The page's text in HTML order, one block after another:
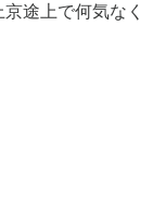
途上で何気なく